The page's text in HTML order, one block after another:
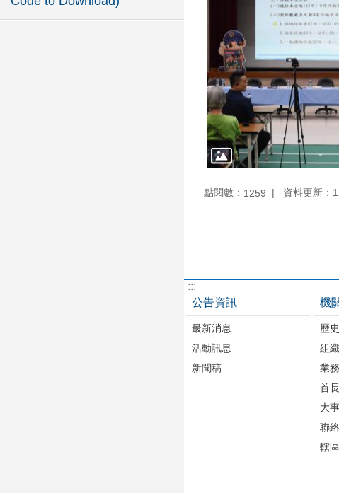
點閱數： 1259 資料更新：
:::
公告資訊
最新消息
活動訊息
新聞稿
機
歷
組
業
首
大
聯
轄